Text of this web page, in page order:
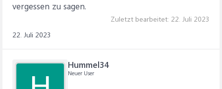
vergessen zu sagen.
Zuletzt bearbeitet: 22. Juli 2023
22. Juli 2023
Hummel34
Neuer User